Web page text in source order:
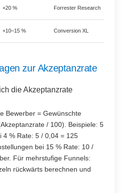
+20 % Forrester Research
+10–15 % Conversion XL
zur Akzeptanzrate
die Akzeptanzrate
Bewerber = Gewünschte
/ 100). Beispiele: 5
4 % Rate: 5 / 0,04 = 125
bei 15 % Rate: 10 /
Für mehrstufige Funnels:
rückwärts berechnen und